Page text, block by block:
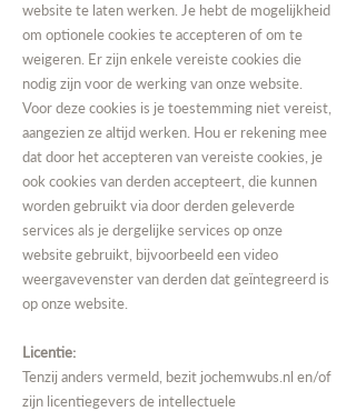
website te laten werken. Je hebt de mogelijkheid
om optionele cookies te accepteren of om te
weigeren. Er zijn enkele vereiste cookies die
nodig zijn voor de werking van onze website.
Voor deze cookies is je toestemming niet vereist,
aangezien ze altijd werken. Hou er rekening mee
dat door het accepteren van vereiste cookies, je
ook cookies van derden accepteert, die kunnen
worden gebruikt via door derden geleverde
services als je dergelijke services op onze
website gebruikt, bijvoorbeeld een video
weergavevenster van derden dat geïntegreerd is
op onze website.
Licentie:
Tenzij anders vermeld, bezit jochemwubs.nl en/of
zijn licentiegevers de intellectuele